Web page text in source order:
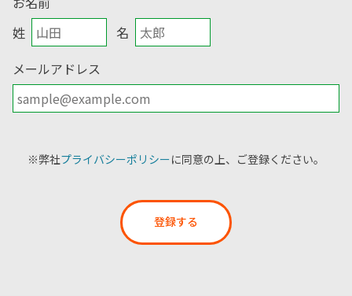
姓
名
メールアドレス
※弊社プライバシーポリシーに同意の上、ご登録ください。
登録する